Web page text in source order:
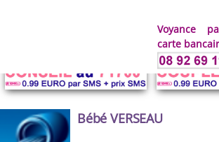
Voyance
carte
Bébé VERSEAU